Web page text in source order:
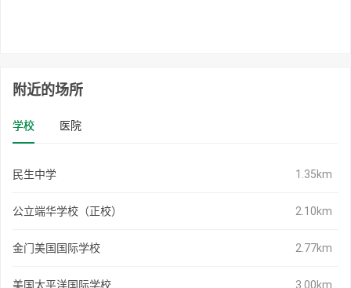
附近的场所
学校 医院
民生中学 1.35km
公立端华学校（正校） 2.10km
金门美国国际学校 2.77km
美国太平洋国际学校 3.00km